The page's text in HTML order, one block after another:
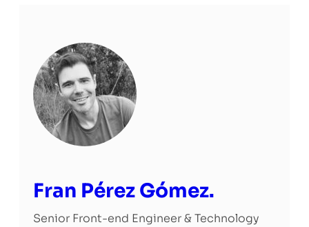
Fran Pérez Gómez.
Senior Front-end Engineer & Technology